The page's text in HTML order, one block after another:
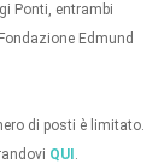
Ponti, entrambi
Edmund
di posti è limitato.
QUI .